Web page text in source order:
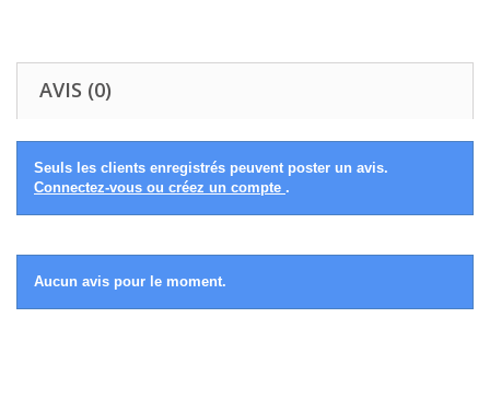
AVIS (0)
Seuls les clients enregistrés peuvent poster un avis.
Connectez-vous ou créez un compte .
Aucun avis pour le moment.